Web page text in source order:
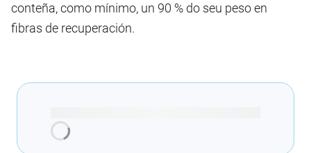
conteña, como mínimo, un 90 % do seu peso en
fibras de recuperación.
Cargando recomendacións